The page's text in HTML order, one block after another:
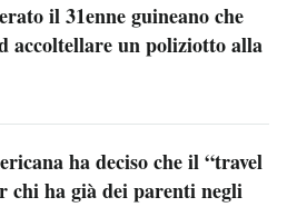
il 31enne guineano che
accoltellare un poliziotto alla
ha deciso che il “travel
chi ha già dei parenti negli